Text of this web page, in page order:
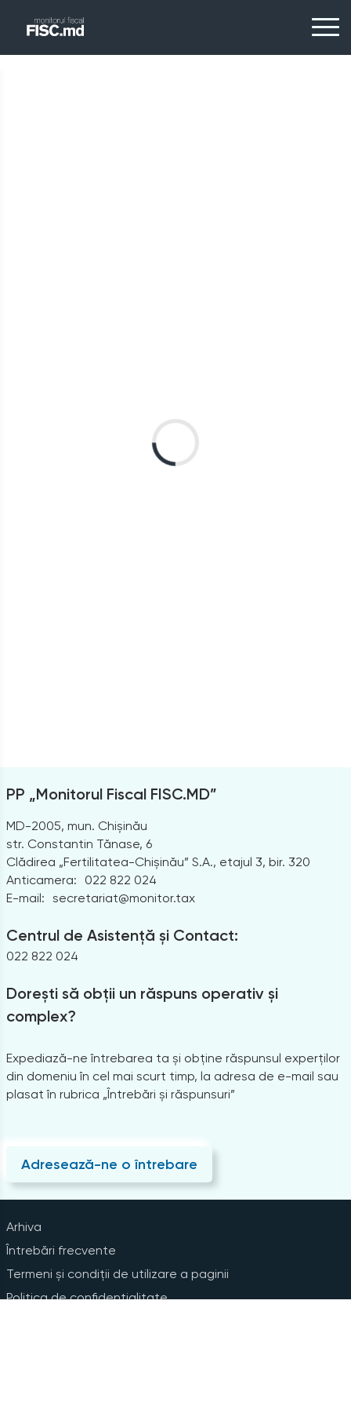
PP „Monitorul Fiscal FISC.MD”
MD-2005, mun. Chișinău
str. Constantin Tănase, 6
Clădirea „Fertilitatea-Chișinău” S.A., etajul 3, bir. 320
Anticamera:
022 822 024
E-mail: secretariat@monitor.tax
Centrul de Asistență și Contact:
022 822 024
Dorești să obții un răspuns operativ și
complex?
Expediază-ne întrebarea ta și obține răspunsul experților
din domeniu în cel mai scurt timp, la adresa de e-mail sau
plasat în rubrica „Întrebări și răspunsuri”
Adresează-ne o întrebare
Arhiva
Întrebări frecvente
Termeni și condiții de utilizare a paginii
Politica de confidențialitate